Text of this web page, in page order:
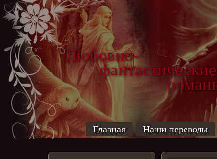
Любовно-
фантастические
Главная Наши переводы